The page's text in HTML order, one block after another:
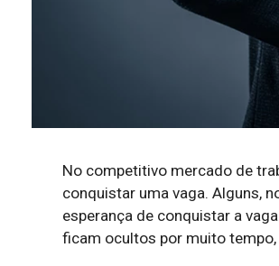
No competitivo mercado de
conquistar uma vaga. Alguns,
esperança de conquistar a
ficam ocultos por muito